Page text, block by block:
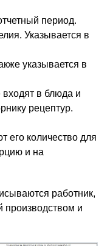
период.
Указывается в
указывается в
входят в блюда и
рецептур.
его количество для
и на
работник,
производством и